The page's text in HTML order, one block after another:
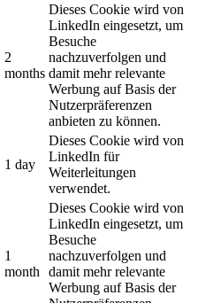
2
months
Dieses Cookie wird von
LinkedIn eingesetzt, um
Besuche
nachzuverfolgen und
damit mehr relevante
Werbung auf Basis der
Nutzerpräferenzen
anbieten zu können.
1 day
Dieses Cookie wird von
LinkedIn für
Weiterleitungen
verwendet.
1
month
Dieses Cookie wird von
LinkedIn eingesetzt, um
Besuche
nachzuverfolgen und
damit mehr relevante
Werbung auf Basis der